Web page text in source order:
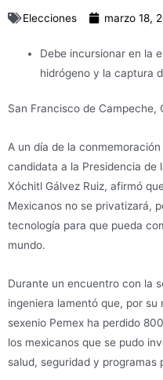
Elecciones marzo 18,
Debe incursionar en la
hidrógeno y la captura
San Francisco de Campeche,
A un día de la
candidata a la Presidencia de
Xóchitl Gálvez Ruiz, afirmó
Mexicanos no se privatizará,
tecnología para que pueda
mundo.
Durante un encuentro con la
ingeniera lamentó que, por
sexenio Pemex ha perdido
los mexicanos que se pudo
salud, seguridad y programas